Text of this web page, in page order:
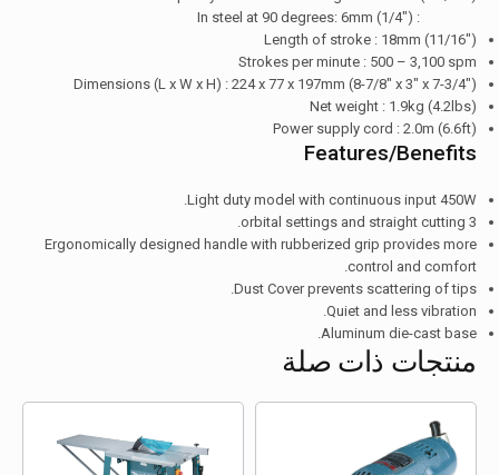
: In steel at 90 degrees: 6mm (1/4″)
Length of stroke : 18mm (11/16″)
Strokes per minute : 500 – 3,100 spm
Dimensions (L x W x H) : 224 x 77 x 197mm (8-7/8″ x 3″ x 7-3/4″)
Net weight : 1.9kg (4.2lbs)
Power supply cord : 2.0m (6.6ft)
Features/Benefits
Light duty model with continuous input 450W.
3 orbital settings and straight cutting.
Ergonomically designed handle with rubberized grip provides more
control and comfort.
Dust Cover prevents scattering of tips.
Quiet and less vibration.
Aluminum die-cast base.
منتجات ذات صلة